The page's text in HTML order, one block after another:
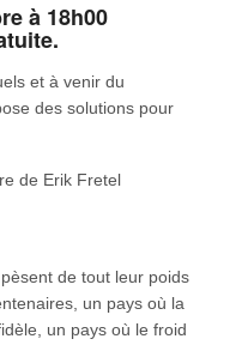
à 18h00
et à venir du
des solutions pour
de Erik Fretel
de tout leur poids
un pays où la
un pays où le froid